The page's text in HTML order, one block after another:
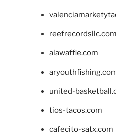
reefrecordsllc.com
alawaffle.com
united-
tios-tacos.com
cafecito-satx.com